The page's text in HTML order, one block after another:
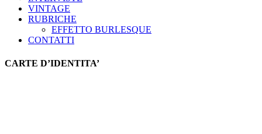
VINTAGE
RUBRICHE
EFFETTO BURLESQUE
CONTATTI
CARTE D’IDENTITA’